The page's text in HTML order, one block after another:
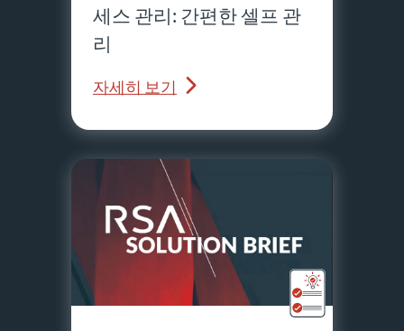
세스 관리: 간편한 셀프 관
리
자세히 보기